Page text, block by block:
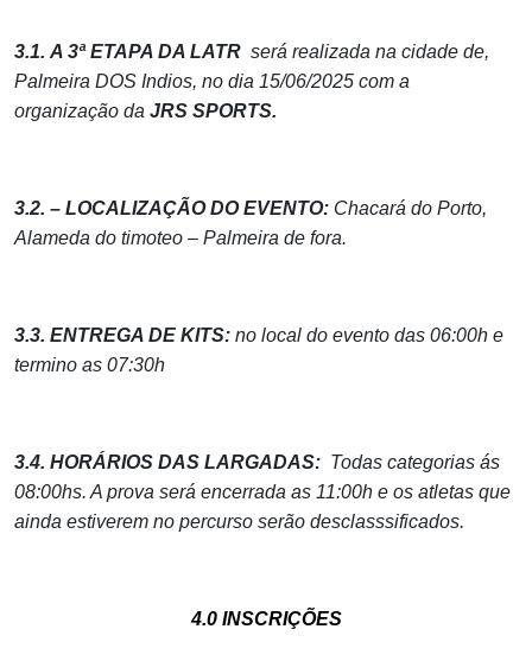
3.1. A 3ª ETAPA DA LATR será realizada na cidade de,
Palmeira DOS Indios, no dia 15/06/2025 com a
organização da JRS SPORTS.
3.2. – LOCALIZAÇÃO DO EVENTO: Chacará do Porto,
Alameda do timoteo – Palmeira de fora.
3.3. ENTREGA DE KITS: no local do evento das 06:00h e
termino as 07:30h
3.4. HORÁRIOS DAS LARGADAS: Todas categorias ás
08:00hs. A prova será encerrada as 11:00h e os atletas que
ainda estiverem no percurso serão desclasssificados.
4.0 INSCRIÇÕES